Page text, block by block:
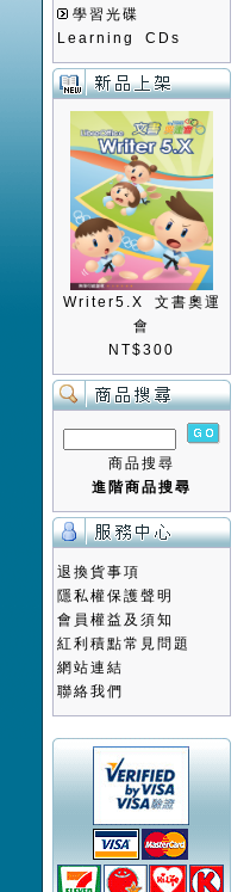
學習光碟
Learning CDs
Writer5.X 文書奧運
會
NT$300
商品搜尋
進階商品搜尋
退換貨事項
隱私權保護聲明
會員權益及須知
紅利積點常見問題
網站連結
聯絡我們